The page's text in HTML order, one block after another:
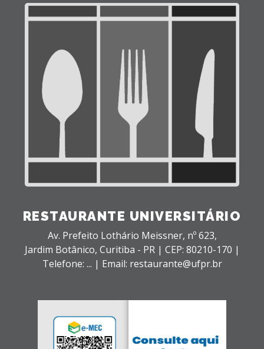
RESTAURANTE UNIVERSITÁRIO
Av. Prefeito Lothário Meissner, nº 623,
Jardim Botânico, Curitiba - PR | CEP: 80210-170 |
Telefone: ... | Email: restaurante@ufpr.br